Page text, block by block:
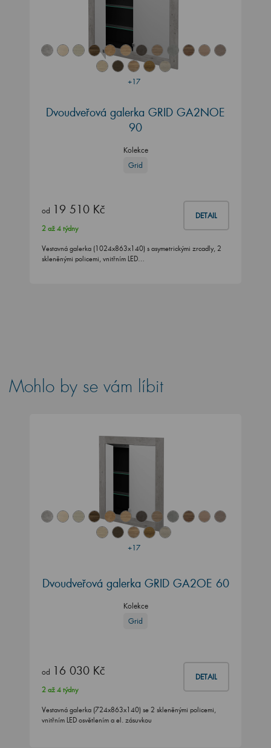
+17
Dvoudveřová galerka GRID GA2NOE
90
Kolekce
Grid
od 19 510 Kč DETAIL
2 až 4 týdny
Vestavná galerka (1024x863x140) s asymetrickými zrcadly, 2
skleněnými policemi, vnitřním LED…
Mohlo by se vám líbit
+17
Dvoudveřová galerka GRID GA2OE 60
Kolekce
Grid
od 16 030 Kč DETAIL
2 až 4 týdny
Vestavná galerka (724x863x140) se 2 skleněnými policemi,
vnitřním LED osvětlením a el. zásuvkou